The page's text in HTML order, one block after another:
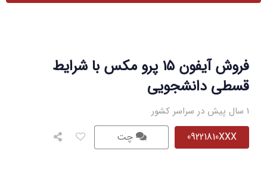
فروش آیفون ۱۵ پرو مکس با شرایط
قسطی دانشجویی
1 سال پیش در سراسر کشور
09221810XXX چت